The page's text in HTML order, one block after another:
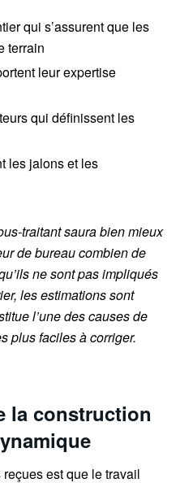
qui s’assurent que les
terrain
leur expertise
qui définissent les
les jalons et les
traitant saura bien mieux
de bureau combien de
ne sont pas impliqués
les estimations sont
l’une des causes de
plus faciles à corriger.
la construction
est que le travail